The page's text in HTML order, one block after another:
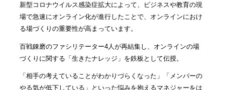
新型コロナウイルス感染症拡大によって、ビジネスや教育の現
場で急速にオンライン化が進行したことで、オンラインにおけ
る場づくりの重要性が高まっています。
百戦錬磨のファシリテーター4人が再結集し、オンラインの場
づくりに関する「生きたナレッジ」を鉄板として伝授。
「相手の考えていることがわかりづらくなった」「メンバーの
やる気が低下している」といった悩みを抱えるマネジャーをは